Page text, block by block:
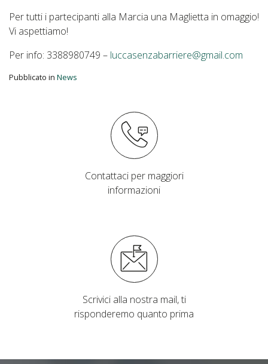
Per tutti i partecipanti alla Marcia una Maglietta in omaggio!
Vi aspettiamo!
Per info: 3388980749 – luccasenzabarriere@gmail.com
Pubblicato in News
Contattaci per maggiori
informazioni
Scrivici alla nostra mail, ti
risponderemo quanto prima